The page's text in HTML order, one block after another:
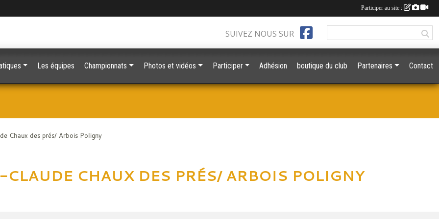
Chaux des prés/ Arbois Poligny
CHAUX DES PRÉS/ ARBOIS POLIGNY
SUIVEZ NOUS SUR
Les équipes Championnats Photos et vidéos Participer Adhésion boutique du club Partenaires Contact
Participer au site :